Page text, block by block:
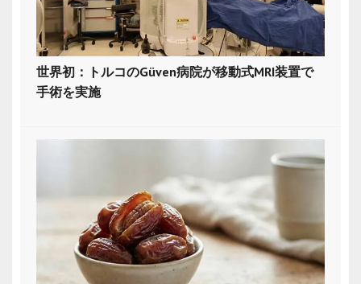
世界初：トルコのGüven病院が移動式MRI装置で
手術を実施